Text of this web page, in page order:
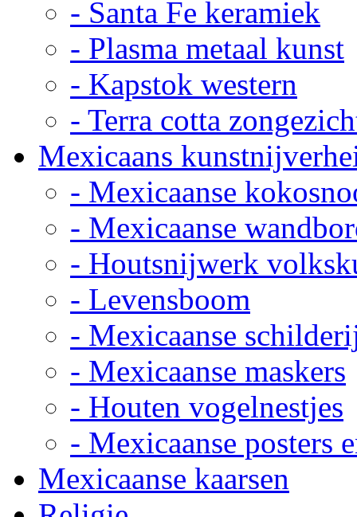
- Santa Fe keramiek
- Plasma metaal kunst
- Kapstok western
- Terra cotta
Mexicaans
- Mexicaanse
- Mexicaanse
- Houtsnijwerk
- Levensboom
- Mexicaanse
- Mexicaanse maskers
- Houten vogelnestjes
- Mexicaanse posters
Mexicaanse kaarsen